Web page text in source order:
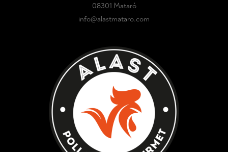
08301 Mataró
info@alastmataro.com